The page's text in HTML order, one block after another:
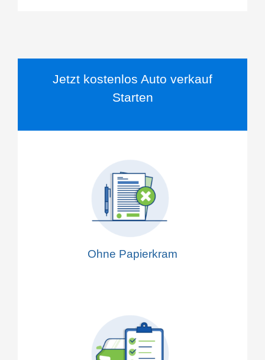
Jetzt kostenlos Auto verkauf
Starten
Ohne Papierkram